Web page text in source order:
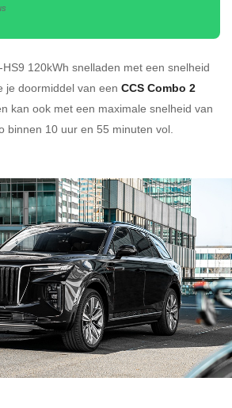
120kWh snelladen met een snelheid
je doormiddel van een CCS Combo 2
kan ook met een maximale snelheid van
binnen 10 uur en 55 minuten vol.